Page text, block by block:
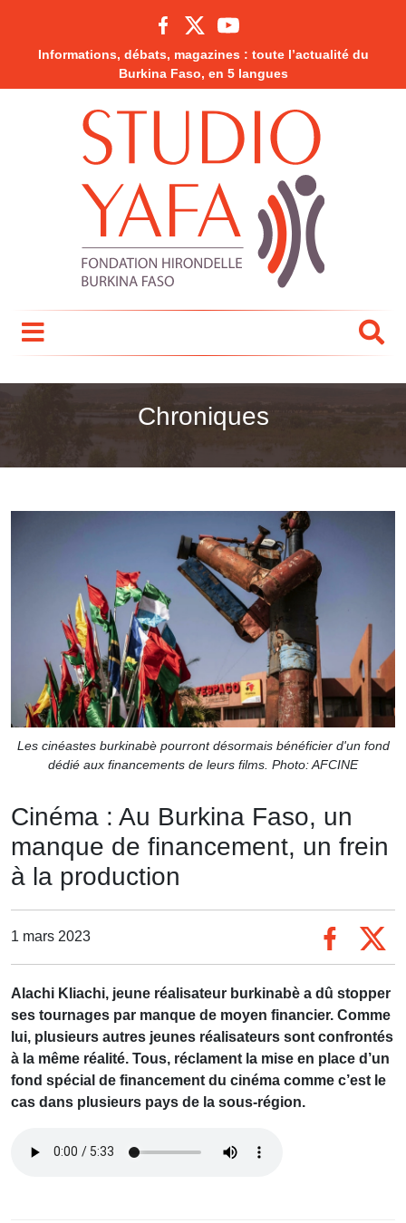
Informations, débats, magazines : toute l’actualité du
Burkina Faso, en 5 langues
Chroniques
Les cinéastes burkinabè pourront désormais bénéficier d'un fond
dédié aux financements de leurs films. Photo: AFCINE
Cinéma : Au Burkina Faso, un
manque de financement, un frein
à la production
1 mars 2023
Alachi Kliachi, jeune réalisateur burkinabè a dû stopper
ses tournages par manque de moyen financier. Comme
lui, plusieurs autres jeunes réalisateurs sont confrontés
à la même réalité. Tous, réclament la mise en place d’un
fond spécial de financement du cinéma comme c’est le
cas dans plusieurs pays de la sous-région.